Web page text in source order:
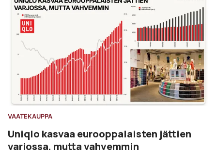
VAATEKAUPPA
Uniqlo kasvaa eurooppalaisten jättien
varjossa, mutta vahvemmin